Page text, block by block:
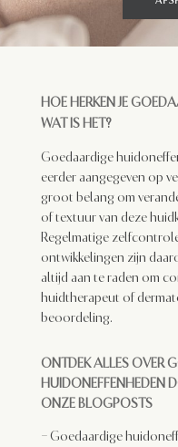
HOE HERKEN JE
WAT IS HET?
Goedaardige
eerder aangegeven op
groot belang om
of textuur van deze
Regelmatige
ontwikkelingen zijn
altijd aan te raden om
huidtherapeut of
beoordeling.
ONTDEK ALLES OVER
HUIDONEFFENHEDEN
ONZE BLOGPOSTS
–Goedaardige